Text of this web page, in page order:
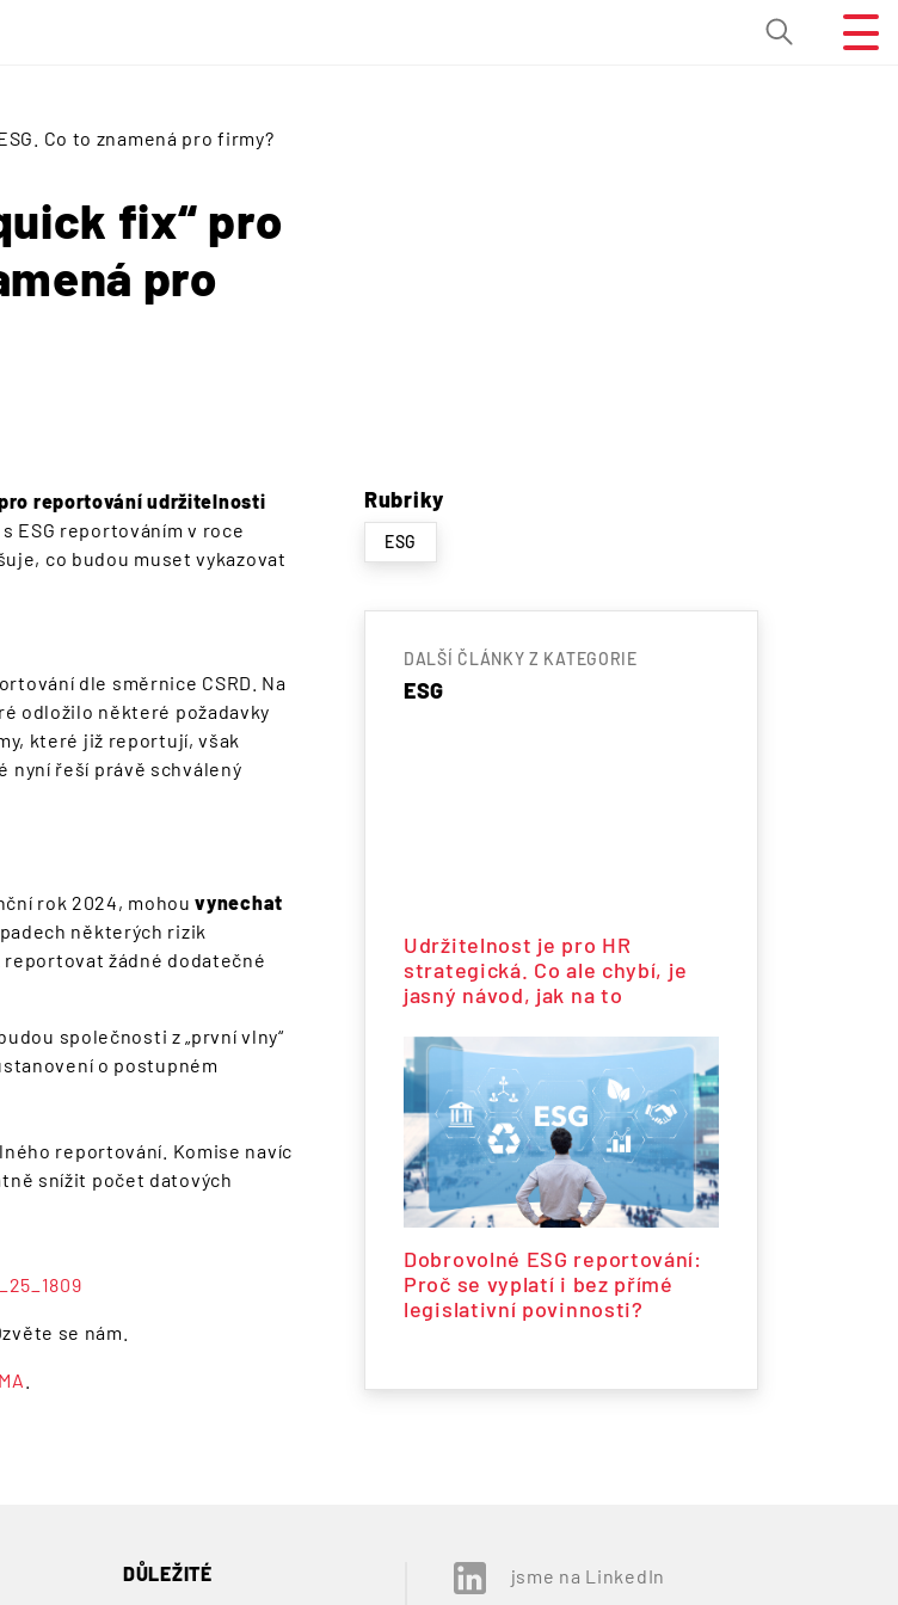
Co to znamená pro firmy?
fix“ pro
pro
reportování udržitelnosti
ESG reportováním v roce
co budou muset vykazovat
dle směrnice CSRD. Na
odložilo některé požadavky
které již reportují, však
nyní řeší právě schválený
rok 2024, mohouvynechat
některých rizik
reportovat žádné dodatečné
společnosti z „první vlny“
o postupném
reportování. Komise navíc
snížit počet datových
se nám.
Rubriky
ESG
DALŠÍ ČLÁNKY Z KATEGORIE
ESG
Udržitelnost je pro HR
strategická. Co ale chybí, je
jasný návod, jak na to
Dobrovolné ESG reportování:
Proč se vyplatí i bez přímé
legislativní povinnosti?
DŮLEŽITÉ jsme na LinkedIn